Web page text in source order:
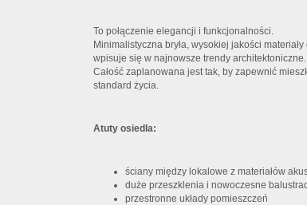
To połączenie elegancji i funkcjonalności.
Minimalistyczna bryła, wysokiej jakości
wpisuje się w najnowsze trendy architektoniczne.
Całość zaplanowana jest tak, by zapewnić
standard życia.
Atuty osiedla:
ściany między lokalowe z materiałów
duże przeszklenia i nowoczesne
przestronne układy pomieszczeń